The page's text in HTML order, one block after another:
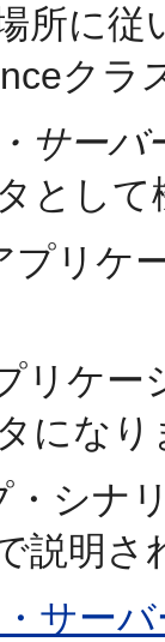
所に
クラ
サーバ
として
プリケ
リケー
になり
シナ
説明さ
サー